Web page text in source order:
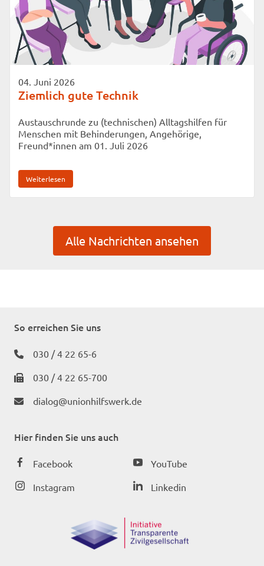
04. Juni 2026
Ziemlich gute Technik
Austauschrunde zu (technischen) Alltagshilfen für
Menschen mit Behinderungen, Angehörige,
Freund*innen am 01. Juli 2026
Weiterlesen
Alle Nachrichten ansehen
So erreichen Sie uns
030 / 4 22 65-6
030 / 4 22 65-700
dialog@unionhilfswerk.de
Hier finden Sie uns auch
Facebook
Instagram
YouTube
Linkedin